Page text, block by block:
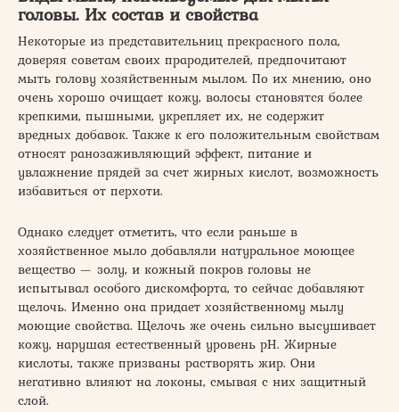
головы. Их состав и свойства
Некоторые из представительниц прекрасного пола,
доверяя советам своих прародителей, предпочитают
мыть голову хозяйственным мылом. По их мнению, оно
очень хорошо очищает кожу, волосы становятся более
крепкими, пышными, укрепляет их, не содержит
вредных добавок. Также к его положительным свойствам
относят ранозаживляющий эффект, питание и
увлажнение прядей за счет жирных кислот, возможность
избавиться от перхоти.
Однако следует отметить, что если раньше в
хозяйственное мыло добавляли натуральное моющее
вещество — золу, и кожный покров головы не
испытывал особого дискомфорта, то сейчас добавляют
щелочь. Именно она придает хозяйственному мылу
моющие свойства. Щелочь же очень сильно высушивает
кожу, нарушая естественный уровень pH. Жирные
кислоты, также призваны растворять жир. Они
негативно влияют на локоны, смывая с них защитный
слой.